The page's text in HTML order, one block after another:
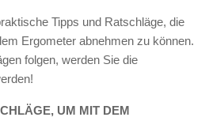
Tipps und Ratschläge, die
Ergometer abnehmen zu können.
folgen, werden Sie die
UM MIT DEM